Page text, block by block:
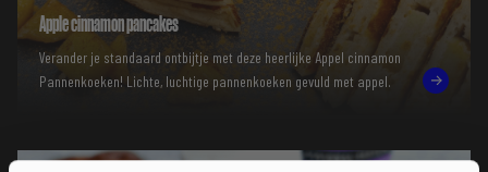
Apple cinnamon pancakes
Verander je standaard ontbijtje met deze heerlijke Appel cinnamon
Pannenkoeken! Lichte, luchtige pannenkoeken gevuld met appel.